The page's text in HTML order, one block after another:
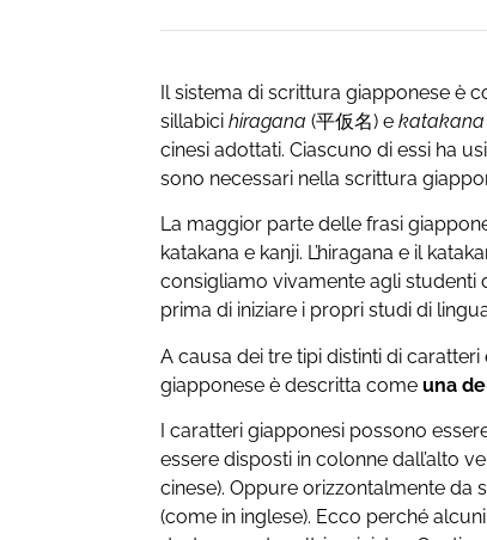
Il sistema di scrittura giapponese è
sillabicihiragana (平仮名) ekatakana
cinesi adottati. Ciascuno di essi ha
sono necessari nella scrittura
La maggior parte delle frasi
katakana e kanji. L’hiragana e il
consigliamo vivamente agli studenti
prima di iniziare i propri studi di
A causa dei tre tipi distinti di
giapponese è descritta comeuna
I caratteri giapponesi possono
essere disposti in colonne dall’alto
cinese). Oppure orizzontalmente da
(come in inglese). Ecco perché